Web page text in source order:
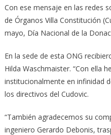
Con ese mensaje en las redes
de Órganos Villa Constitución
mayo, Día Nacional de la
En la sede de esta ONG
Hilda Waschmaister. “Con ella
institucionalmente en infinidad
los directivos del Cudovic.
“También agradecemos su
ingeniero Gerardo Debonis,